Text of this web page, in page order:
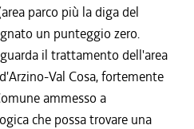
parco più la diga del
un punteggio zero.
il trattamento dell'area
Val Cosa, fortemente
ammesso a
che possa trovare una